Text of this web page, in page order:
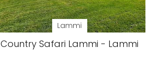
Lammi
Country Safari Lammi - Lammi